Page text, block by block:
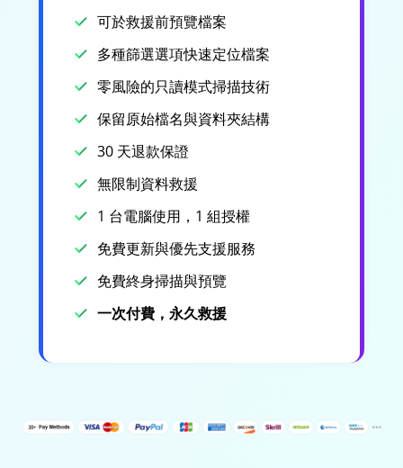
可於救援前預覽檔案
多種篩選選項快速定位檔案
零風險的只讀模式掃描技術
保留原始檔名與資料夾結構
30 天退款保證
無限制資料救援
1 台電腦使用，1 組授權
免費更新與優先支援服務
免費終身掃描與預覽
一次付費，永久救援